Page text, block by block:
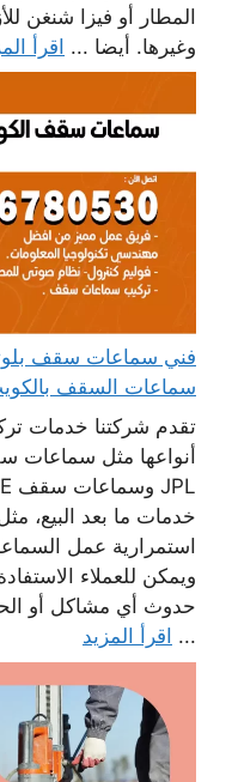
المطار أو فيزا شنغن
وغيرها. أيضا ... اقرأ
سماعات السقف
تقدم شركتنا خدمات
أنواعها مثل
خدمات ما بعد البيع،
استمرارية عمل
ويمكن للعملاء
حدوث أي مشاكل أو
... اقرأ المزيد